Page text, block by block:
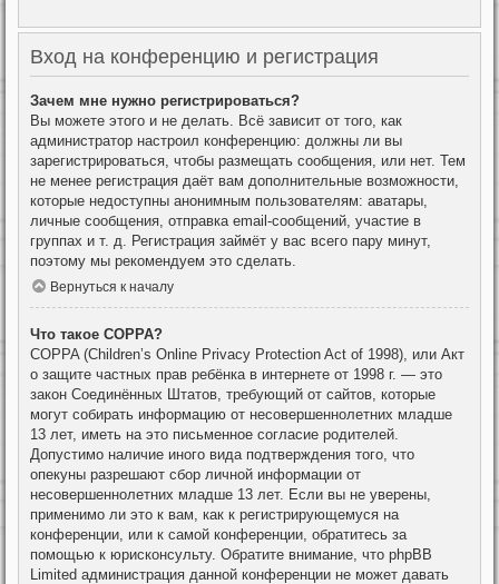
Вход на конференцию и регистрация
Зачем мне нужно регистрироваться?
Вы можете этого и не делать. Всё зависит от того, как
администратор настроил конференцию: должны ли вы
зарегистрироваться, чтобы размещать сообщения, или нет. Тем
не менее регистрация даёт вам дополнительные возможности,
которые недоступны анонимным пользователям: аватары,
личные сообщения, отправка email-сообщений, участие в
группах и т. д. Регистрация займёт у вас всего пару минут,
поэтому мы рекомендуем это сделать.
Вернуться к началу
Что такое COPPA?
COPPA (Children’s Online Privacy Protection Act of 1998), или Акт
о защите частных прав ребёнка в интернете от 1998 г. — это
закон Соединённых Штатов, требующий от сайтов, которые
могут собирать информацию от несовершеннолетних младше
13 лет, иметь на это письменное согласие родителей.
Допустимо наличие иного вида подтверждения того, что
опекуны разрешают сбор личной информации от
несовершеннолетних младше 13 лет. Если вы не уверены,
применимо ли это к вам, как к регистрирующемуся на
конференции, или к самой конференции, обратитесь за
помощью к юрисконсульту. Обратите внимание, что phpBB
Limited администрация данной конференции не может давать